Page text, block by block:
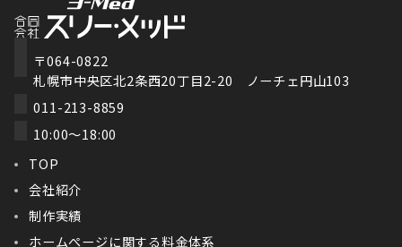
〒064-0822
札幌市中央区北2条西20丁目2-20 ノーチェ円山103
011-213-8859
10:00～18:00
TOP
会社紹介
制作実績
ホームぺージに関する料金体系